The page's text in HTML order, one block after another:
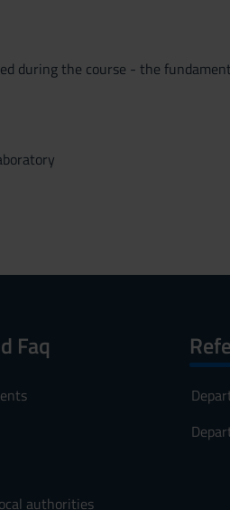
during the course - the
Faq
authorities